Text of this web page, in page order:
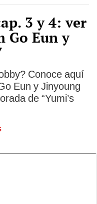
3 y 4: ver
Go Eun y
Conoce aquí
Eun y Jinyoung
de “Yumi’s